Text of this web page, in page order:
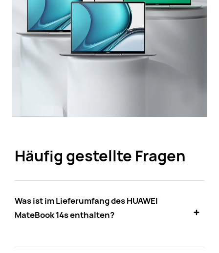
Häufig gestellte Fragen
Was ist im Lieferumfang des HUAWEI
MateBook 14s enthalten?